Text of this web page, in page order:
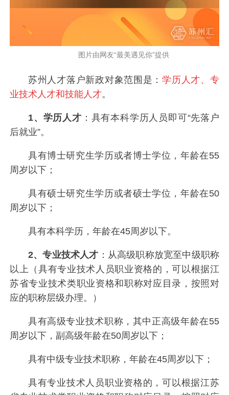
图片由网友“最美遇见你”提供
苏州人才落户新政对象范围是：学历人才、专
业技术人才和技能人才。
1、学历人才 ：具有本科学历人员即可“先落户
后就业”。
具有博士研究生学历或者博士学位，年龄在55
周岁以下；
具有硕士研究生学历或者硕士学位，年龄在50
周岁以下；
具有本科学历，年龄在45周岁以下。
2、专业技术人才 ：从高级职称放宽至中级职称
以上（具有专业技术人员职业资格的，可以根据江
苏省专业技术类职业资格和职称对应目录，按照对
应的职称层级办理。）
具有高级专业技术职称，其中正高级年龄在55
周岁以下，副高级年龄在50周岁以下；
具有中级专业技术职称，年龄在45周岁以下；
具有专业技术人员职业资格的，可以根据江苏